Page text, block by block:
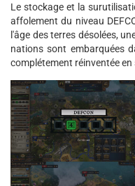
Le stockage et la
affolement du niveau
l'âge des terres désolées,
nations sont embarquées
complétement réinventée